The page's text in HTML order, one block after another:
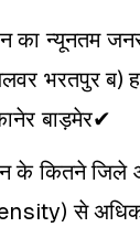
का न्यूनतम
भरतपुर ब)
बाड़मेर✔
के कितने
से